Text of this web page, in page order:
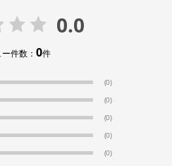
0.0
ー件数：0件
(0)
(0)
(0)
(0)
(0)